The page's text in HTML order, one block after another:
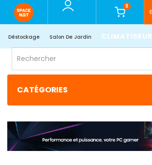
0
Déstockage Salon De Jardin CLIMATISEUR
CATÉGORIES